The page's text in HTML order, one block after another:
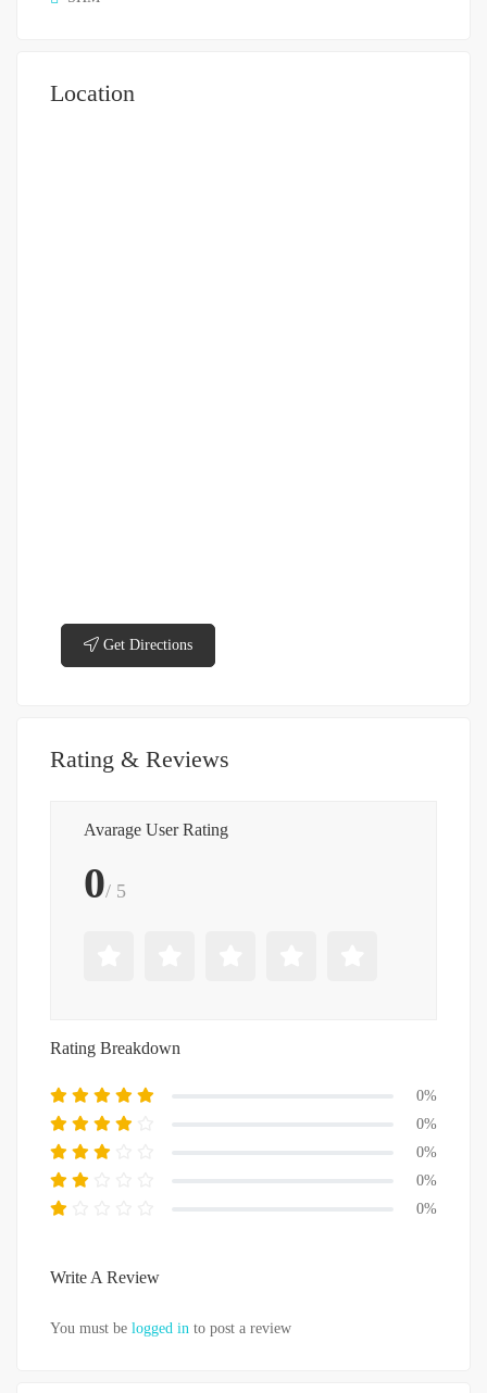
Location
Get Directions
Rating & Reviews
Avarage User Rating
0/ 5
Rating Breakdown
0%
0%
0%
0%
0%
Write A Review
You must be logged in to post a review